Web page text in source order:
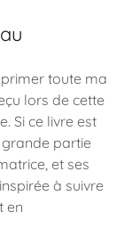
toute ma
lors de cette
Si ce livre est
grande partie
et ses
à suivre
en